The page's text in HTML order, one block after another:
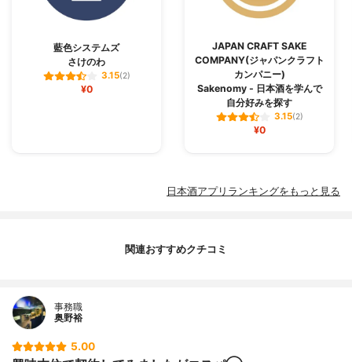
藍色システムズ
さけのわ
3.15(2)
¥0
JAPAN CRAFT SAKE
COMPANY(ジャパンクラフト
カンパニー)
Sakenomy - 日本酒を学んで
自分好みを探す
3.15(2)
¥0
日本酒アプリランキングをもっと見る
関連おすすめクチコミ
事務職
奥野裕
5.00